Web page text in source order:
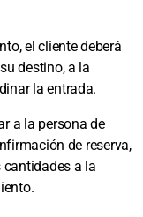
el cliente deberá
destino, a la
la entrada.
a la persona de
de reserva,
cantidades a la